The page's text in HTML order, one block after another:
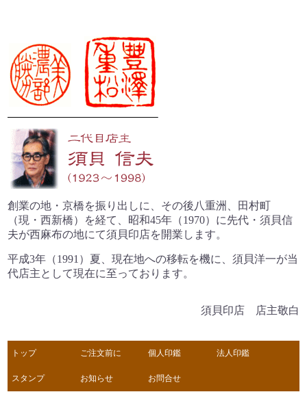
創業の地・京橋を振り出しに、 その後八重洲、田村町
（現・西新橋）を経て、 昭和45年（1970）に先代・須貝信
夫が西麻布の地にて須貝印店を開業します。
平成3年（1991）夏、現在地への移転を機に、須貝洋一が当
代店主として現在に至っております。
須貝印店 店主敬白
トップ ご注文前に 個人印鑑 法人印鑑
スタンプ お知らせ お問合せ